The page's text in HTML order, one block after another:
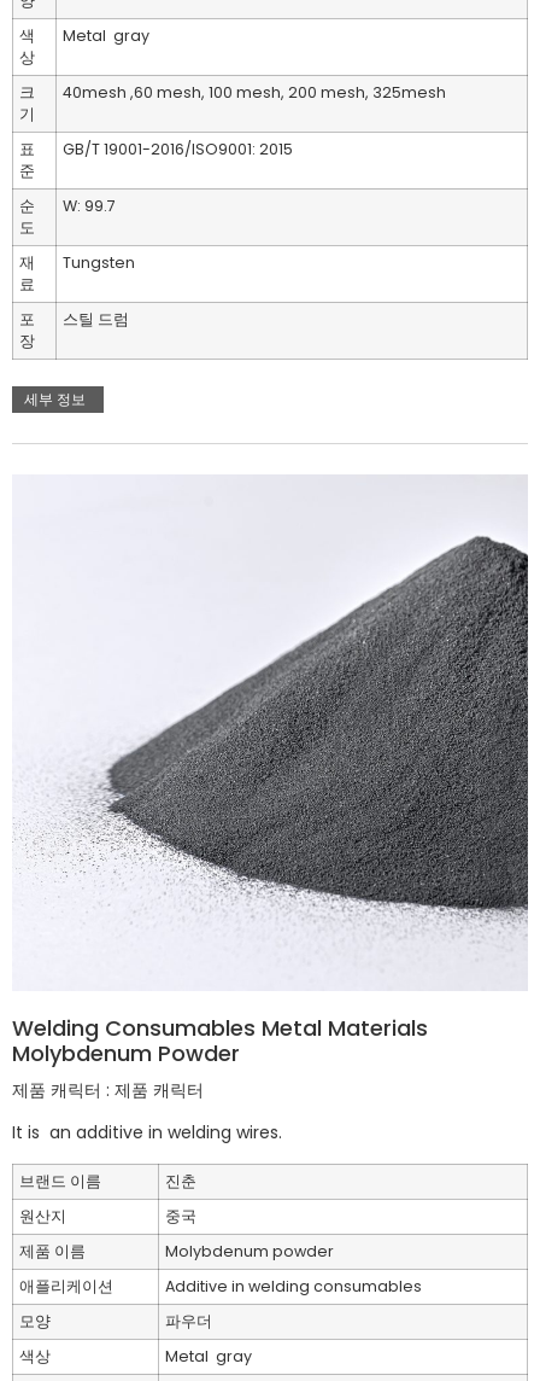
색
상
Metal gray
크
기
40mesh ,60 mesh, 100 mesh, 200 mesh, 325mesh
표
준
GB/T 19001-2016/ISO9001: 2015
순
도
W: 99.7
재
료
Tungsten
포
장
스틸 드럼
세부 정보
Welding Consumables Metal Materials
Molybdenum Powder
제품 캐릭터 : 제품 캐릭터
It is an additive in welding wires.
브랜드 이름
진춘
원산지
중국
제품 이름
Molybdenum powder
애플리케이션
Additive in welding consumables
모양
파우더
색상
Metal gray